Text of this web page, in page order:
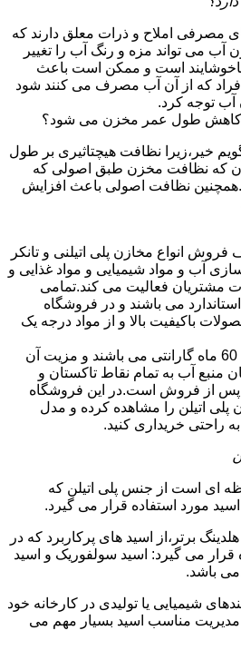
مصرفی املاح و ذرات معلق دارند که
آب می تواند مزه و رنگ آب را تغییر
است و ممکن است باعث
که از آن آب مصرف می کنند شود
آب توجه کرد.
کاهش طول عمر مخزن می شود؟
خیر،زیرا نظافت هیچتاثیری بر طول
که نظافت مخزن طبق اصولی که
نظافت اصولی باعث افزایش
انواع مخازن پلی اتیلنی و تانکر
آب و مواد شیمیایی و مواد غذایی و
مشتریان فعالیت می کند.تمامی
می باشند و در فروشگاه
باکیفیت بالا و از مواد درجه یک
محصولات مخزن آبی دارای 60 ماه گارانتی می باشند و مزیت آن
منبع آب به تمام نقاط تاکستان و
پس از فروش است.در این فروشگاه
پلی اتیلن را مشاهده کرده و مدل
راحتی خریداری کنید.
ای است از جنس پلی اتیلن که
مورد استفاده قرار می گیرد.
برتر،از اسید های پرکاربرد که در
قرار می گیرد: اسید سولفوریک و اسید
باشد.
شیمیایی یا تولیدی در کارخانه خود
مدیریت مناسب اسید بسیار مهم می